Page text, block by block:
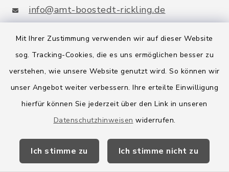
Mit Ihrer Zustimmung verwenden wir auf dieser Website
sog. Tracking-Cookies, die es uns ermöglichen besser zu
verstehen, wie unsere Website genutzt wird. So können wir
unser Angebot weiter verbessern. Ihre erteilte Einwilligung
hierfür können Sie jederzeit über den Link in unseren
Datenschutzhinweisen widerrufen.
Ich stimme zu Ich stimme nicht zu
info@amt-boostedt-rickling.de
Quicklinks
Amt Boostedt-Rickling
Amtsbroschüre
Wege-Zweckverband